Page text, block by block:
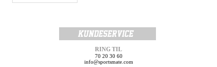
RING TIL
70 20 30 60
info@sportsmate.com